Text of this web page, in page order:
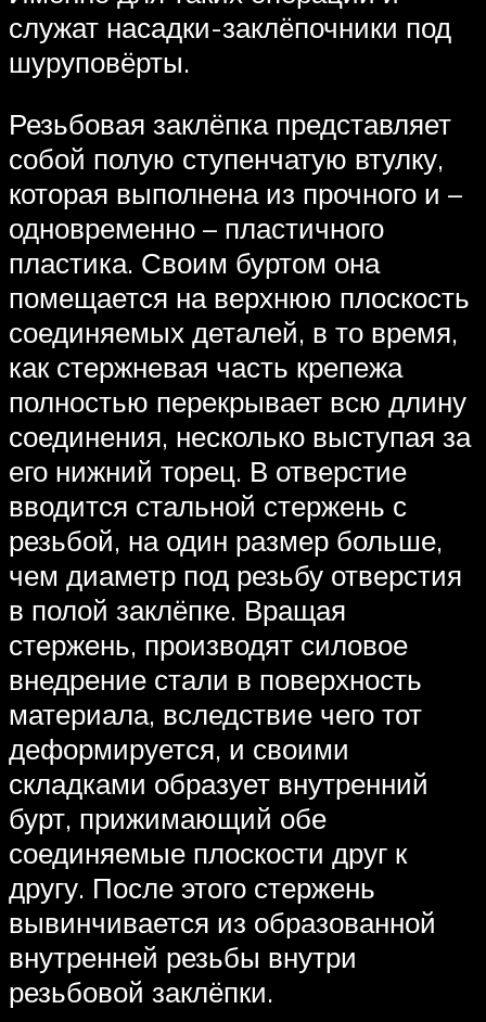
служат насадки-заклёпочники под
шуруповёрты.
Резьбовая заклёпка представляет
собой полую ступенчатую втулку,
которая выполнена из прочного и –
одновременно – пластичного
пластика. Своим буртом она
помещается на верхнюю плоскость
соединяемых деталей, в то время,
как стержневая часть крепежа
полностью перекрывает всю длину
соединения, несколько выступая за
его нижний торец. В отверстие
вводится стальной стержень с
резьбой, на один размер больше,
чем диаметр под резьбу отверстия
в полой заклёпке. Вращая
стержень, производят силовое
внедрение стали в поверхность
материала, вследствие чего тот
деформируется, и своими
складками образует внутренний
бурт, прижимающий обе
соединяемые плоскости друг к
другу. После этого стержень
вывинчивается из образованной
внутренней резьбы внутри
резьбовой заклёпки.